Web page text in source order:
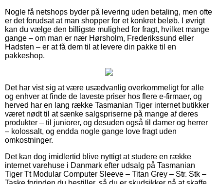
Nogle få netshops byder på levering uden betaling, men ofte
er det forudsat at man shopper for et konkret beløb. I øvrigt
kan du vælge den billigste mulighed for fragt, hvilket mange
gange – om man er nær Hørsholm, Frederikssund eller
Hadsten – er at få dem til at levere din pakke til en
pakkeshop.
Det har vist sig at være usædvanlig overkommeligt for alle
og enhver at finde de laveste priser hos flere e-firmaer, og
herved har en lang række Tasmanian Tiger internet butikker
været nødt til at sænke salgspriserne på mange af deres
produkter – til juniorer, og desuden også til damer og herrer
– kolossalt, og endda nogle gange love fragt uden
omkostninger.
Det kan dog imidlertid blive nyttigt at studere en række
internet varehuse i Danmark efter udsalg på Tasmanian
Tiger Tt Modular Computer Sleeve – Titan Grey – Str. Stk –